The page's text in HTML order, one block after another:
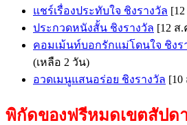
แชร์เรื่องประทับใจ ชิงรางวัล
ประกวดหนังสั้น ชิงรางวัล [12 ส.
คอมเม้นท์บอกรักแม่โดนใจ ชิงร
(เหลือ 2 วัน)
อวดเมนูแสนอร่อย ชิงรางวัล [10
พิกัดของฟรีหมดเขตสัปด